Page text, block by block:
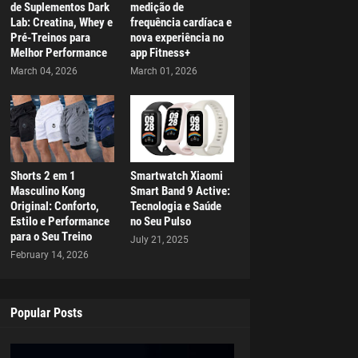
de Suplementos Dark
Lab: Creatina, Whey e
Pré-Treinos para
Melhor Performance
March 04, 2026
medição de
frequência cardíaca e
nova experiência no
app Fitness+
March 01, 2026
Shorts 2 em 1
Masculino Kong
Original: Conforto,
Estilo e Performance
para o Seu Treino
February 14, 2026
Smartwatch Xiaomi
Smart Band 9 Active:
Tecnologia e Saúde
no Seu Pulso
July 21, 2025
Popular Posts